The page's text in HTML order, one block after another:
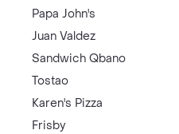
Papa John's
Juan Valdez
Sandwich Qbano
Tostao
Karen's Pizza
Frisby